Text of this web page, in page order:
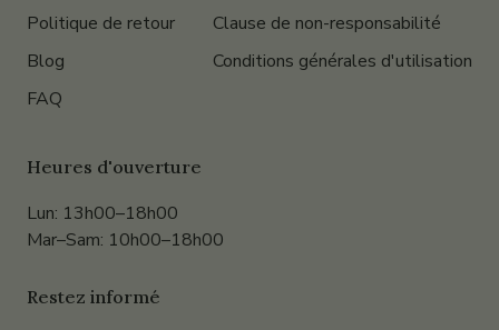
Politique de retour
Blog
FAQ
Clause de non-responsabilité
Conditions générales d'utilisation
Heures d'ouverture
Lun: 13h00–18h00
Mar–Sam: 10h00–18h00
Restez informé